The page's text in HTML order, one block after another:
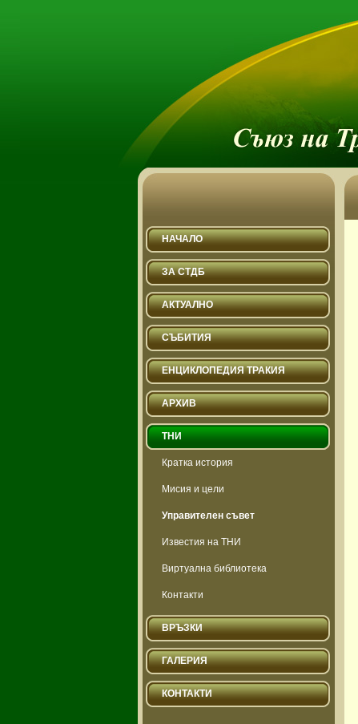
НАЧАЛО
ЗА СТДБ
АКТУАЛНО
СЪБИТИЯ
ЕНЦИКЛОПЕДИЯ ТРАКИЯ
АРХИВ
ТНИ
Кратка история
Мисия и цели
Управителен съвет
Известия на ТНИ
Виртуална библиотека
Контакти
ВРЪЗКИ
ГАЛЕРИЯ
КОНТАКТИ